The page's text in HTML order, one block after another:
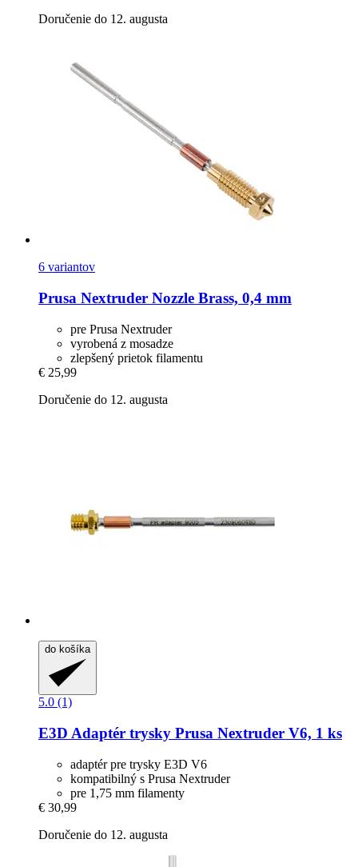
Doručenie do 12. augusta
6 variantov
Prusa Nextruder Nozzle Brass, 0,4 mm
pre Prusa Nextruder
vyrobená z mosadze
zlepšený prietok filamentu
€ 25,99
Doručenie do 12. augusta
do košíka
5.0 (1)
E3D Adaptér trysky Prusa Nextruder V6, 1 ks
adaptér pre trysky E3D V6
kompatibilný s Prusa Nextruder
pre 1,75 mm filamenty
€ 30,99
Doručenie do 12. augusta